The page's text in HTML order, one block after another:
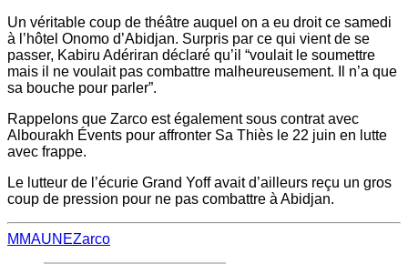
Un véritable coup de théâtre auquel on a eu droit ce samedi
à l’hôtel Onomo d’Abidjan. Surpris par ce qui vient de se
passer, Kabiru Adériran déclaré qu’il “voulait le soumettre
mais il ne voulait pas combattre malheureusement. Il n’a que
sa bouche pour parler”.
Rappelons que Zarco est également sous contrat avec
Albourakh Évents pour affronter Sa Thiès le 22 juin en lutte
avec frappe.
Le lutteur de l’écurie Grand Yoff avait d’ailleurs reçu un gros
coup de pression pour ne pas combattre à Abidjan.
MMAUNEZarco